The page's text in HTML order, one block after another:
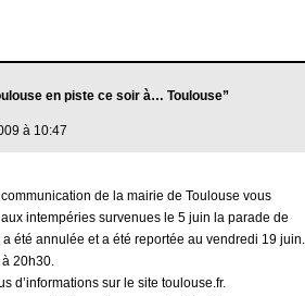
en piste ce soir à… Toulouse”
à 10:47
de la mairie de Toulouse vous
intempéries survenues le 5 juin la parade de
été annulée et a été reportée au vendredi 19 juin.
20h30.
d’informations sur le site toulouse.fr.